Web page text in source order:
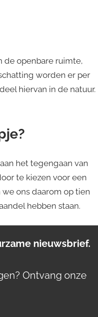
de openbare ruimte,
worden er per
hiervan in de natuur.
het tegengaan van
te kiezen voor een
ons daarom op tien
hebben staan.
nieuwsbrief.
Ontvang onze